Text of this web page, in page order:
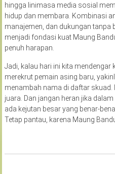
hingga linimasa media sosial
hidup dan membara. Kombinasi
manajemen, dan dukungan tanpa
menjadi fondasi kuat Maung
penuh harapan.
Jadi, kalau hari ini kita mendengar
merekrut pemain asing baru,
menambah nama di daftar
juara. Dan jangan heran jika
ada kejutan besar yang benar-
Tetap pantau, karena Maung